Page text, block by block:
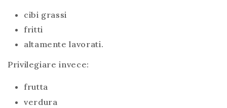
cibi grassi
fritti
altamente lavorati.
Privilegiare invece:
frutta
verdura